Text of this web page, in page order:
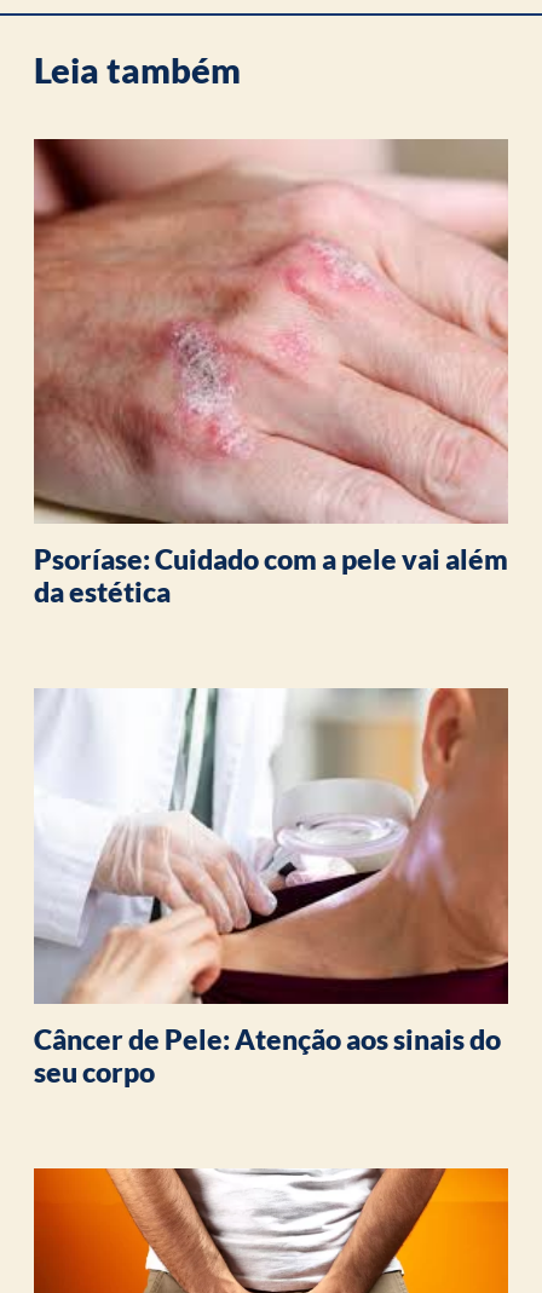
Leia também
Psoríase: Cuidado com a pele vai além
da estética
Câncer de Pele: Atenção aos sinais do
seu corpo